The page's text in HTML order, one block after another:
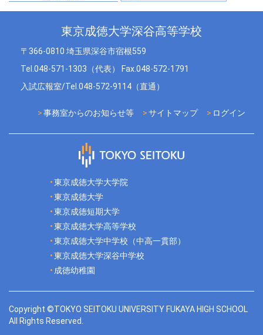
東京成徳大学深谷高等学校
〒366-0810 埼玉県深谷市宿根559
Tel.048-571-1303（代表） Fax.048-572-1791
入試広報室/Tel.048-572-9114（直通）
ログイン
サイトマップ
事務室からのお知らせ等
東京成徳大学大学院
東京成徳大学
東京成徳短期大学
東京成徳大学高等学校
東京成徳大学中学校（中高一貫部）
東京成徳大学深谷中学校
成徳幼稚園
Copyright ©TOKYO SEITOKU UNIVERSITY FUKAYA HIGH SCHOOL
All Rights Reserved.